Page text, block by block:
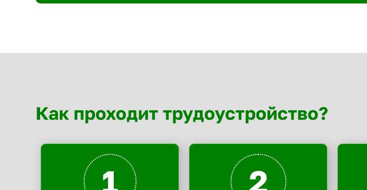
Как проходит трудоустройство?
1 2